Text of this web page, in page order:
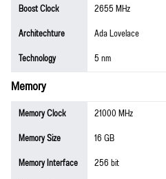
Boost Clock
2655 MHz
Architechture
Ada Lovelace
Technology
5 nm
Memory
Memory Clock
21000 MHz
Memory Size
16 GB
Memory Interface
256 bit